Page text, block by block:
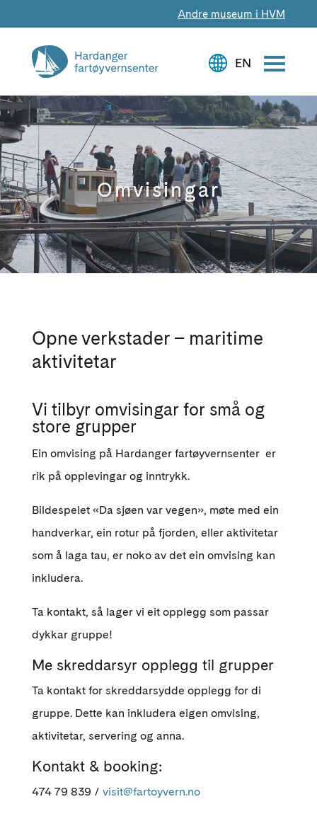
Andre museum i HVM
Omvisingar
Opne verkstader – maritime
aktivitetar
Vi tilbyr omvisingar for små og
store grupper
Ein omvising på Hardanger fartøyvernsenter er
rik på opplevingar og inntrykk.
Bildespelet «Da sjøen var vegen», møte med ein
handverkar, ein rotur på fjorden, eller aktivitetar
som å laga tau, er noko av det ein omvising kan
inkludera.
Ta kontakt, så lager vi eit opplegg som passar
dykkar gruppe!
Me skreddarsyr opplegg til grupper
Ta kontakt for skreddarsydde opplegg for di
gruppe. Dette kan inkludera eigen omvising,
aktivitetar, servering og anna.
Kontakt & booking:
474 79 839 / visit@fartoyvern.no